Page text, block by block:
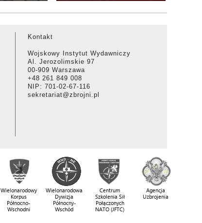
Kontakt
Wojskowy Instytut Wydawniczy
Al. Jerozolimskie 97
00-909 Warszawa
+48 261 849 008
NIP: 701-02-67-116
sekretariat@zbrojni.pl
Wielonarodowy
Korpus
Północno-
Wschodni
Wielonarodowa
Dywizja
Północny-
Wschód
Centrum
Szkolenia Sił
Połączonych
NATO (JFTC)
Agencja
Uzbrojenia